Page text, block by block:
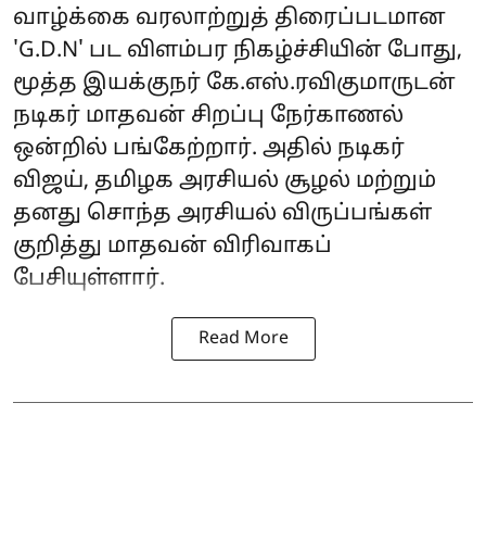
வாழ்க்கை வரலாற்றுத் திரைப்படமான
'G.D.N' பட விளம்பர நிகழ்ச்சியின் போது,
மூத்த இயக்குநர் கே.எஸ்.ரவிகுமாருடன்
நடிகர் மாதவன் சிறப்பு நேர்காணல்
ஒன்றில் பங்கேற்றார். அதில் நடிகர்
விஜய், தமிழக அரசியல் சூழல் மற்றும்
தனது சொந்த அரசியல் விருப்பங்கள்
குறித்து மாதவன் விரிவாகப்
பேசியுள்ளார்.
Read More